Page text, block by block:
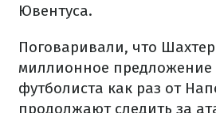
Ювентуса.
Поговаривали, что
миллионное предложение
футболиста как раз от
продолжают следить за